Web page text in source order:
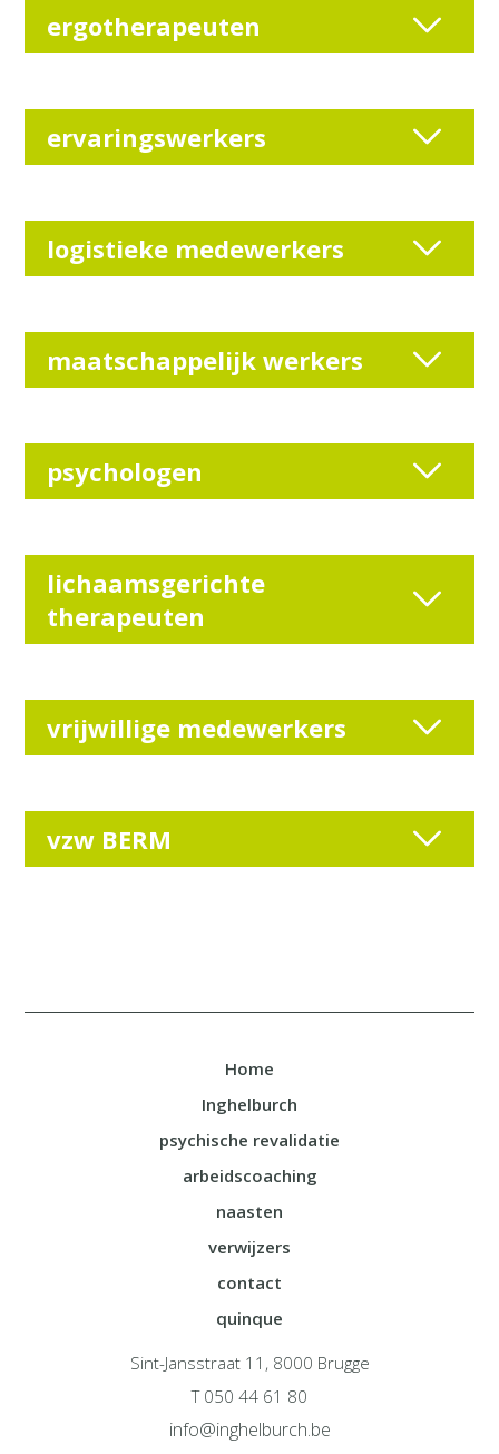
ergotherapeuten
ervaringswerkers
logistieke medewerkers
maatschappelijk werkers
psychologen
lichaamsgerichte
therapeuten
vrijwillige medewerkers
vzw BERM
Home
Inghelburch
psychische revalidatie
arbeidscoaching
naasten
verwijzers
contact
quinque
Sint-Jansstraat 11, 8000 Brugge
T 050 44 61 80
info@inghelburch.be